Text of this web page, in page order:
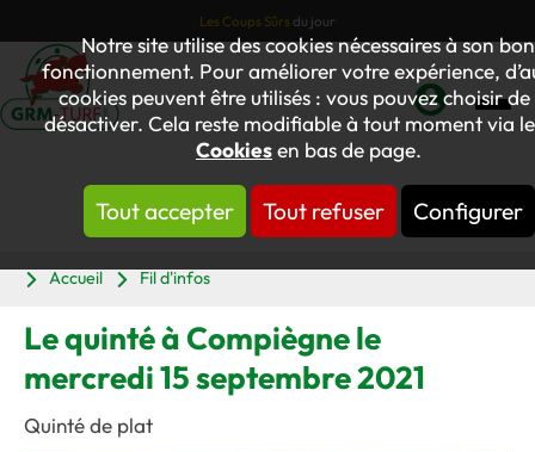
Notre site utilise des cookies nécessaires à son bon
fonctionnement. Pour améliorer votre expérience,
cookies peuvent être utilisés : vous pouvez choisir de
désactiver. Cela reste modifiable à tout moment via
Cookiesen bas de page.
Tout accepter Tout refuser Configurer
Les Coups Sûrs du jour
Mon
compte
Accueil
Fil d'infos
Le quinté à Compiègne le
mercredi 15 septembre 2021
Quinté de plat